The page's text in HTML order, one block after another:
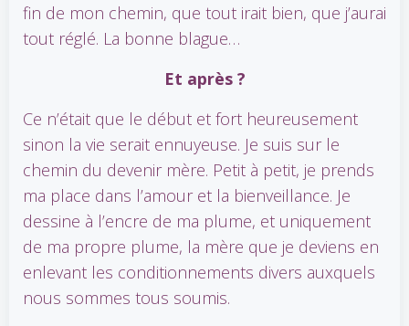
fin de mon chemin, que tout irait bien, que j’aurai
tout réglé. La bonne blague…
Et après ?
Ce n’était que le début et fort heureusement
sinon la vie serait ennuyeuse. Je suis sur le
chemin du devenir mère. Petit à petit, je prends
ma place dans l’amour et la bienveillance. Je
dessine à l’encre de ma plume, et uniquement
de ma propre plume, la mère que je deviens en
enlevant les conditionnements divers auxquels
nous sommes tous soumis.